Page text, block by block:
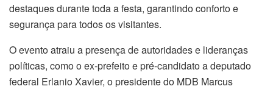
destaques durante toda a festa, garantindo conforto e
segurança para todos os visitantes.
O evento atraiu a presença de autoridades e lideranças
políticas, como o ex-prefeito e pré-candidato a deputado
federal Erlanio Xavier, o presidente do MDB Marcus